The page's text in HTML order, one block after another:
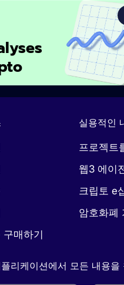
구매하기
실용적인
프로젝트
웹3 에이
크립토 e
암호화폐
리케이션에서 모든 내용을